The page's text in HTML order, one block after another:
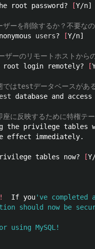
root password?
[Y/n]
ーを削除するか？不要な
users? [Y/n]
ーのリモートホストから
root login remotely?
[
はtestデータベースがあ
database and
に反映するために特権テ
the privilege tables
effect immediately.
tables now? [
!
  If you
've completed
should now be
using MySQL!